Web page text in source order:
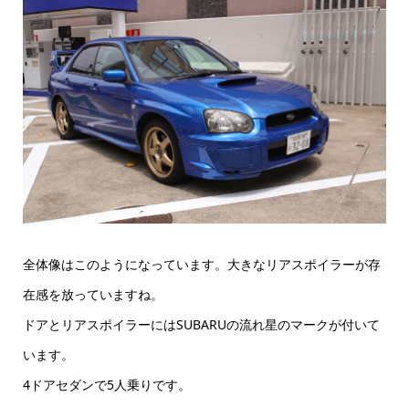
全体像はこのようになっています。大きなリアスポイラーが存
在感を放っていますね。
ドアとリアスポイラーにはSUBARUの流れ星のマークが付いて
います。
4ドアセダンで5人乗りです。